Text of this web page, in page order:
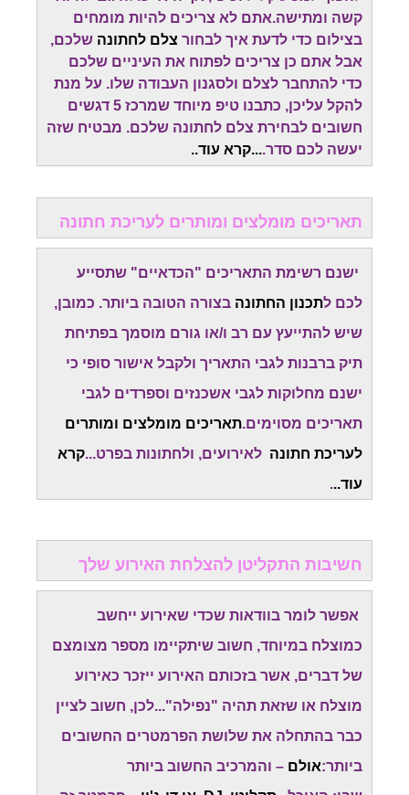
קשה ומתישה.אתם לא צריכים להיות מומחים
בצילום כדי לדעת איך לבחור צלם לחתונה שלכם,
אבל אתם כן צריכים לפתוח את העיניים שלכם
כדי להתחבר לצלם ולסגנון העבודה שלו. על מנת
להקל עליכן, כתבנו טיפ מיוחד שמרכז 5 דגשים
חשובים לבחירת צלם לחתונה שלכם. מבטיח שזה
יעשה לכם סדר....קרא עוד..
תאריכים מומלצים ומותרים לעריכת חתונה
ישנם רשימת התאריכים "הכדאיים" שתסייע
לכם לתכנון החתונה בצורה הטובה ביותר. כמובן,
שיש להתייעץ עם רב ו/או גורם מוסמך בפתיחת
תיק ברבנות לגבי התאריך ולקבל אישור סופי כי
ישנם מחלוקות לגבי אשכנזים וספרדים לגבי
תאריכים מסוימים.תאריכים מומלצים ומותרים
לעריכת חתונה לאירועים, ולחתונות בפרט...קרא
עוד...
חשיבות התקליטן להצלחת האירוע שלך
אפשר לומר בוודאות שכדי שאירוע ייחשב
כמוצלח במיוחד, חשוב שיתקיימו מספר מצומצם
של דברים, אשר בזכותם האירוע ייזכר כאירוע
מוצלח או שזאת תהיה "נפילה"...לכן, חשוב לציין
כבר בהתחלה את שלושת הפרמטרים החשובים
ביותר:אולם – והמרכיב החשוב ביותר